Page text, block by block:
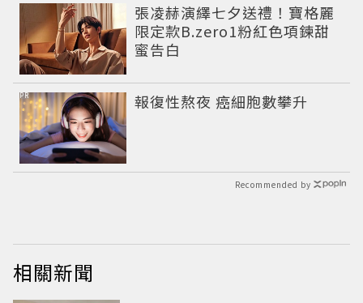
張凌赫演繹七夕送禮！寶格麗
限定款B.zero1粉紅色項鍊甜
蜜告白
報復性熬夜 癌細胞數攀升
PR
Recommended by
相關新聞